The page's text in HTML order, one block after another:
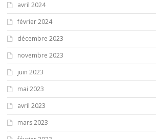
avril 2024
février 2024
décembre 2023
novembre 2023
juin 2023
mai 2023
avril 2023
mars 2023